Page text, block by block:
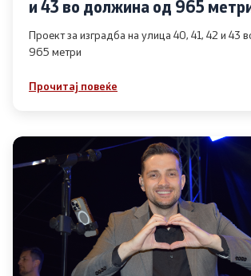
Соопштенија
Урбанистички проекти
Службен гласник
Пристап до информации од јавен
и 43 во должина од 965
Проект за изградба на улица 40, 41, 42 и 43
965 метри
Прочитај повеќе